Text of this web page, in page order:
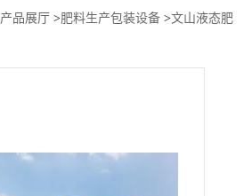
产品展厅 >肥料生产包装设备 >文山液态肥